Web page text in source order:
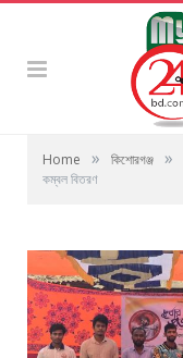
Home » কিশোরগঞ্জ »
কম্বল বিতরণ